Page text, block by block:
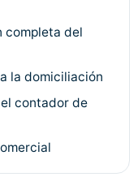
completa del
la domiciliación
contador de